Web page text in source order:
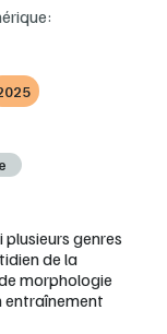
genres
de la
morphologie
entraînement